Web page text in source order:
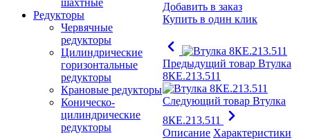
шахтные
Редукторы
Червячные
редукторы
Цилиндрические
горизонтальные
редукторы
Крановые редукторы
Коническо-
цилиндрические
редукторы
Добавить в заказ
Купить в один клик
Предыдущий товар Втулка
8КЕ.213.511
Следующий товар Втулка
8КЕ.213.511
Описание Характеристики